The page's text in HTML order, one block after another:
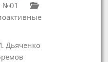
№01
Дьяченко